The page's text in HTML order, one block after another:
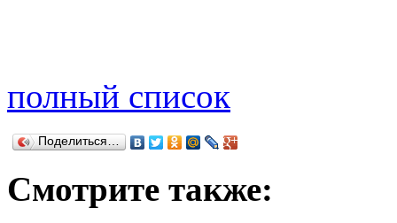
полный список
Поделиться…
Смотрите также: